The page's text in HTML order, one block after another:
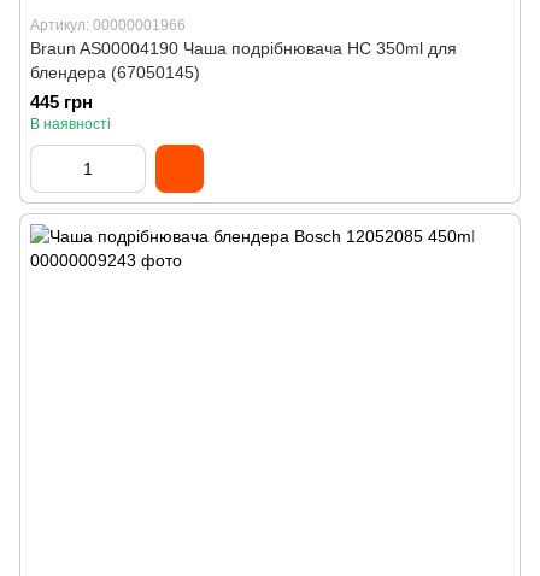
Артикул: 00000001966
Braun AS00004190 Чаша подрібнювача HC 350ml для
блендера (67050145)
445 грн
В наявності